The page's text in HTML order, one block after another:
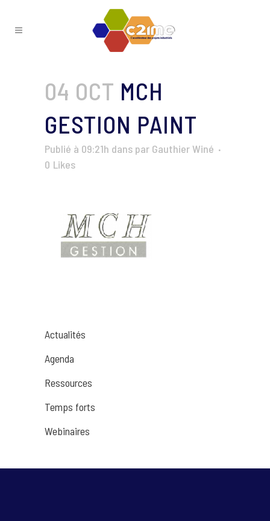
04 OCT MCH
GESTION PAINT
Publié à 09:21h dans par Gauthier Winé
0 Likes
Actualités
Agenda
Ressources
Temps forts
Webinaires